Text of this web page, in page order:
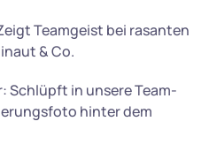
Teamgeist bei rasanten
& Co.
Schlüpft in unsere Team-
hinter dem